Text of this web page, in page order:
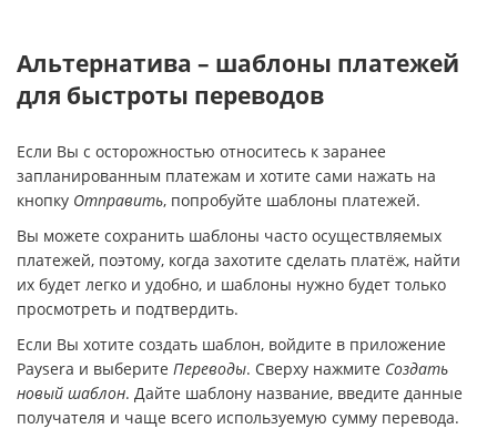
Альтернатива – шаблоны платежей
для быстроты переводов
Если Вы с осторожностью относитесь к заранее
запланированным платежам и хотите сами нажать на
кнопку Отправить, попробуйте шаблоны платежей.
Вы можете сохранить шаблоны часто осуществляемых
платежей, поэтому, когда захотите сделать платёж, найти
их будет легко и удобно, и шаблоны нужно будет только
просмотреть и подтвердить.
Если Вы хотите создать шаблон, войдите в приложение
Рaysera и выберите Переводы. Сверху нажмите Создать
новый шаблон. Дайте шаблону название, введите данные
получателя и чаще всего используемую сумму перевода.